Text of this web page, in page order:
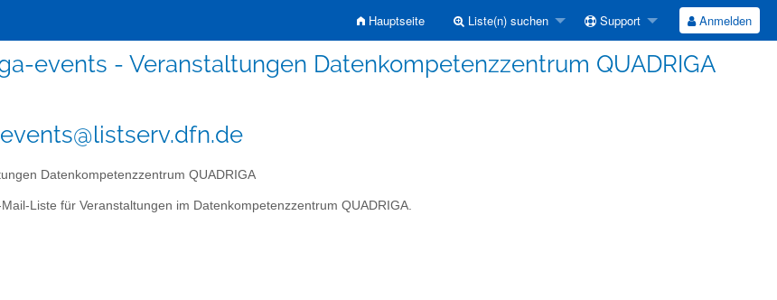
Hauptseite Liste(n) suchen Support Anmelden
events - Veranstaltungen Datenkompetenzzentrum QUADRIGA
Datenkompetenzzentrum QUADRIGA
Mail-Liste für Veranstaltungen im Datenkompetenzzentrum QUADRIGA.